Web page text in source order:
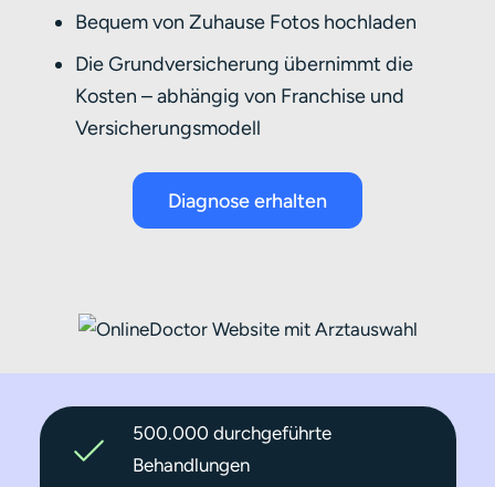
Bequem von Zuhause Fotos hochladen
Die Grundversicherung übernimmt die
Kosten – abhängig von Franchise und
Versicherungsmodell
Diagnose erhalten
500.000 durchgeführte
Behandlungen